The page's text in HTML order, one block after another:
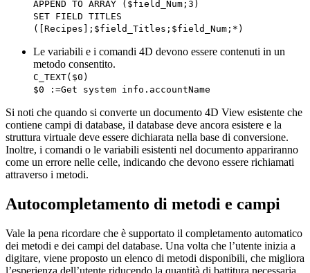
APPEND TO ARRAY ( $field_Num ;3)
SET FIELD TITLES
(
[Recipes] ; $field_Titles ; $field_Num ;*)
Le variabili e i comandi 4D devono essere contenuti in un
metodo consentito.
C_TEXT( $0 )
$0 :=Get system info . accountName
Si noti che quando si converte un documento 4D View esistente che
contiene campi di database, il database deve ancora esistere e la
struttura virtuale deve essere dichiarata nella base di conversione.
Inoltre, i comandi o le variabili esistenti nel documento appariranno
come un errore nelle celle, indicando che devono essere richiamati
attraverso i metodi.
Autocompletamento di metodi e campi
Vale la pena ricordare che è supportato il completamento automatico
dei metodi e dei campi del database. Una volta che l’utente inizia a
digitare, viene proposto un elenco di metodi disponibili, che migliora
l’esperienza dell’utente riducendo la quantità di battitura necessaria.